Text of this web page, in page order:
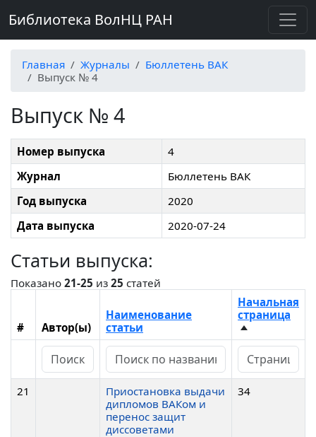
Библиотека ВолНЦ РАН
Главная Журналы
Бюллетень ВАК
Выпуск № 4
Выпуск № 4
Номер выпуска
4
Журнал
Бюллетень ВАК
Год выпуска
2020
Дата выпуска
2020-07-24
Статьи выпуска:
Показано 21-25 из 25 статей
# Автор(ы)
Наименование
статьи
Начальная
страница
21
Приостановка выдачи
дипломов ВАКом и
перенос защит
диссоветами
34